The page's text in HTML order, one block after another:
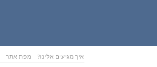
איך מגיעים אלינו? מפת אתר